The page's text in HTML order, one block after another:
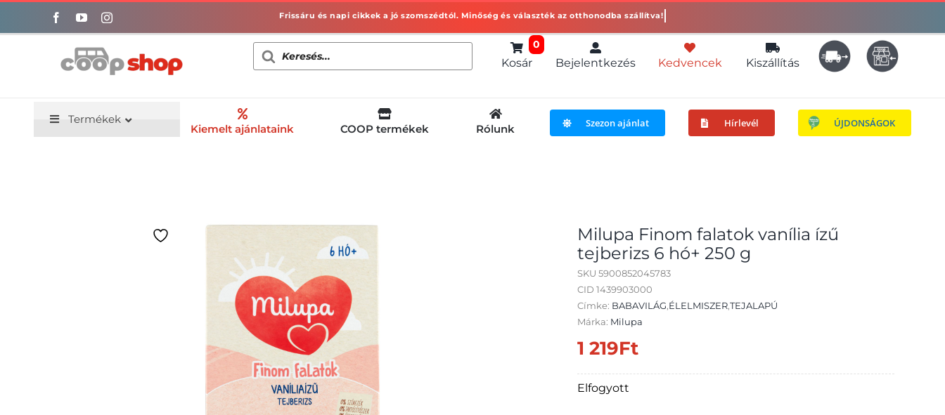
Products
search
Kosár
0
Bejelentkezés Kedvencek Kiszállítás
Termékek
Kiemelt ajánlataink COOP termékek Rólunk Szezon ajánlat Hírlevél ÚJDONSÁGOK
Milupa Finom falatok vanília ízű
tejberizs 6 hó+ 250 g
SKU 5900852045783
CID 1439903000
Címke: BABAVILÁG,ÉLELMISZER,TEJALAPÚ
Márka: Milupa
1 219Ft
Elfogyott